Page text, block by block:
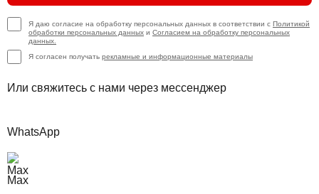
Я даю согласие на обработку персональных данных в соответствии с Политикой
обработки персональных данных и Согласием на обработку персональных
данных.
Я согласен получать рекламные и информационные материалы
Или свяжитесь с нами через мессенджер
WhatsApp
Max